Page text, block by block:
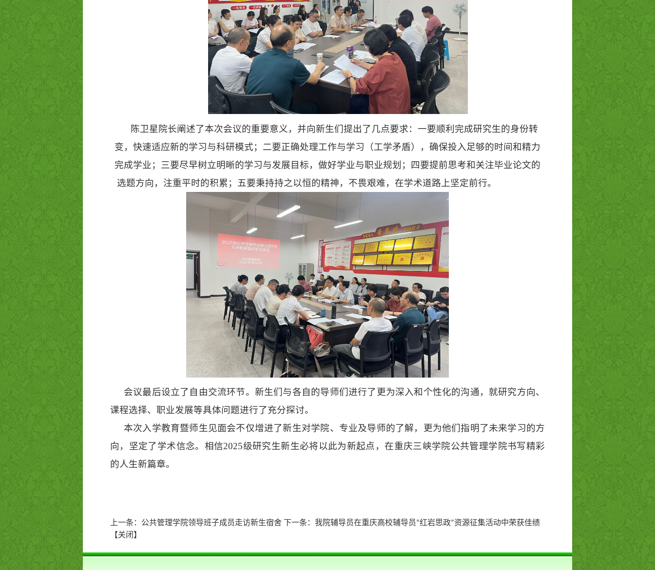
陈卫星院长阐述了本次会议的重要意义，并向新生们提出了几点要求：一要顺利完成研究生的身份转
变，快速适应新的学习与科研模式；二要正确处理工作与学习（工学矛盾），确保投入足够的时间和精力
完成学业；三要尽早树立明晰的学习与发展目标，做好学业与职业规划；四要提前思考和关注毕业论文的
选题方向，注重平时的积累；五要秉持持之以恒的精神，不畏艰难，在学术道路上坚定前行。
会议最后设立了自由交流环节。新生们与各自的导师们进行了更为深入和个性化的沟通，就研究方向、
课程选择、职业发展等具体问题进行了充分探讨。
本次入学教育暨师生见面会不仅增进了新生对学院、专业及导师的了解，更为他们指明了未来学习的方
向，坚定了学术信念。相信2025级研究生新生必将以此为新起点，在重庆三峡学院公共管理学院书写精彩
的人生新篇章。
上一条： 公共管理学院领导班子成员走访新生宿舍 下一条： 我院辅导员在重庆高校辅导员“红岩思政”资源征集活动中荣获佳绩
【关闭 】